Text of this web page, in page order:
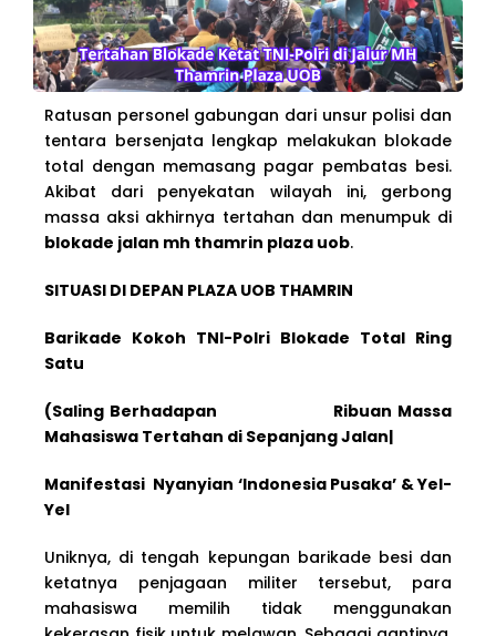
Ratusan personel gabungan dari unsur polisi dan
tentara bersenjata lengkap melakukan blokade
total dengan memasang pagar pembatas besi.
Akibat dari penyekatan wilayah ini, gerbong
massa aksi akhirnya tertahan dan menumpuk di
blokade jalan mh thamrin plaza uob.
SITUASI DI DEPAN PLAZA UOB THAMRIN
Barikade Kokoh TNI-Polri Blokade Total Ring
Satu
(Saling Berhadapan Ribuan Massa
Mahasiswa Tertahan di Sepanjang Jalan|
Manifestasi Nyanyian ‘Indonesia Pusaka’ & Yel-
Yel
Uniknya, di tengah kepungan barikade besi dan
ketatnya penjagaan militer tersebut, para
mahasiswa memilih tidak menggunakan